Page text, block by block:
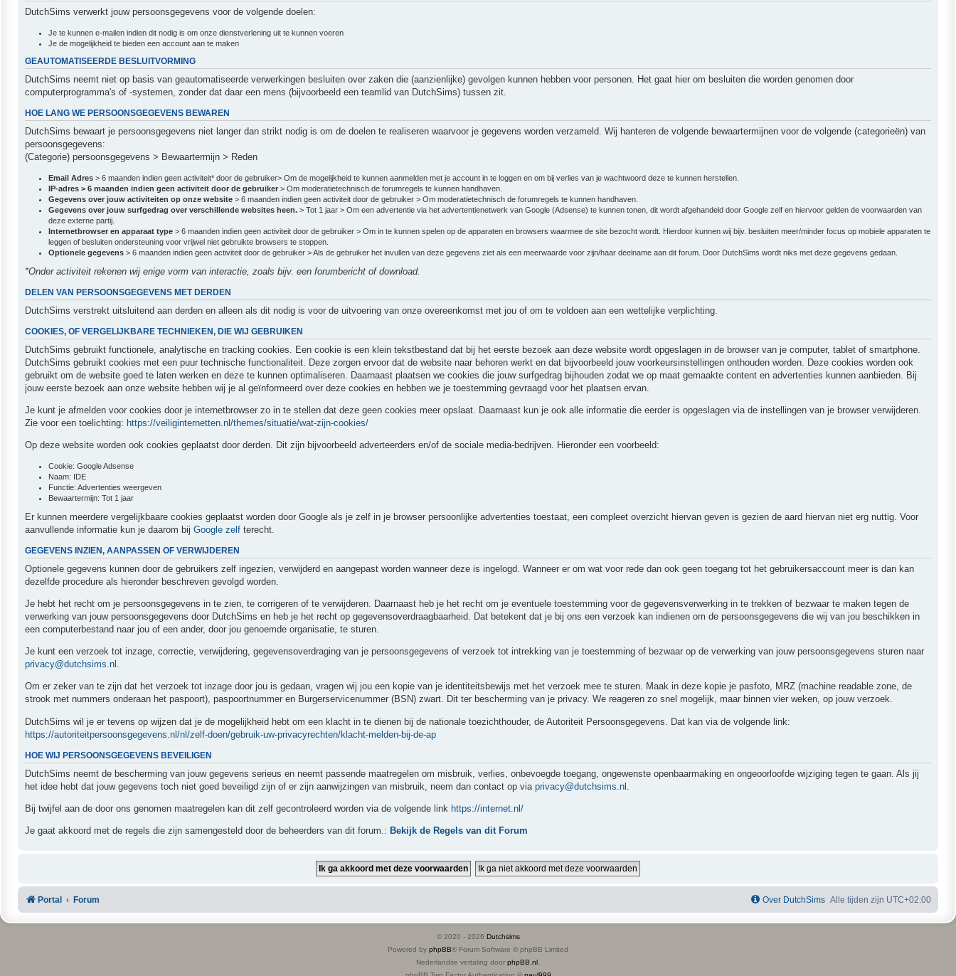
DutchSims verwerkt jouw persoonsgegevens voor de volgende doelen:
Je te kunnen e-mailen indien dit nodig is om onze dienstverlening uit te kunnen voeren
Je de mogelijkheid te bieden een account aan te maken
GEAUTOMATISEERDE BESLUITVORMING
DutchSims neemt niet op basis van geautomatiseerde verwerkingen besluiten over zaken die (aanzienlijke) gevolgen kunnen hebben voor personen. Het gaat hier om besluiten die worden genomen door
computerprogramma's of -systemen, zonder dat daar een mens (bijvoorbeeld een teamlid van DutchSims) tussen zit.
HOE LANG WE PERSOONSGEGEVENS BEWAREN
DutchSims bewaart je persoonsgegevens niet langer dan strikt nodig is om de doelen te realiseren waarvoor je gegevens worden verzameld. Wij hanteren de volgende bewaartermijnen voor de volgende (categorieën) van
persoonsgegevens:
(Categorie) persoonsgegevens > Bewaartermijn > Reden
Email Adres > 6 maanden indien geen activiteit* door de gebruiker> Om de mogelijkheid te kunnen aanmelden met je account in te loggen en om bij verlies van je wachtwoord deze te kunnen herstellen.
IP-adres > 6 maanden indien geen activiteit door de gebruiker > Om moderatietechnisch de forumregels te kunnen handhaven.
Gegevens over jouw activiteiten op onze website > 6 maanden indien geen activiteit door de gebruiker > Om moderatietechnisch de forumregels te kunnen handhaven.
Gegevens over jouw surfgedrag over verschillende websites heen. > Tot 1 jaar > Om een advertentie via het advertentienetwerk van Google (Adsense) te kunnen tonen, dit wordt afgehandeld door Google zelf en hiervoor gelden de voorwaarden van
deze externe partij.
Internetbrowser en apparaat type > 6 maanden indien geen activiteit door de gebruiker > Om in te kunnen spelen op de apparaten en browsers waarmee de site bezocht wordt. Hierdoor kunnen wij bijv. besluiten meer/minder focus op mobiele apparaten te
leggen of besluiten ondersteuning voor vrijwel niet gebruikte browsers te stoppen.
Optionele gegevens > 6 maanden indien geen activiteit door de gebruiker > Als de gebruiker het invullen van deze gegevens ziet als een meerwaarde voor zijn/haar deelname aan dit forum. Door DutchSims wordt niks met deze gegevens gedaan.
*Onder activiteit rekenen wij enige vorm van interactie, zoals bijv. een forumbericht of download.
DELEN VAN PERSOONSGEGEVENS MET DERDEN
DutchSims verstrekt uitsluitend aan derden en alleen als dit nodig is voor de uitvoering van onze overeenkomst met jou of om te voldoen aan een wettelijke verplichting.
COOKIES, OF VERGELIJKBARE TECHNIEKEN, DIE WIJ GEBRUIKEN
DutchSims gebruikt functionele, analytische en tracking cookies. Een cookie is een klein tekstbestand dat bij het eerste bezoek aan deze website wordt opgeslagen in de browser van je computer, tablet of smartphone.
DutchSims gebruikt cookies met een puur technische functionaliteit. Deze zorgen ervoor dat de website naar behoren werkt en dat bijvoorbeeld jouw voorkeursinstellingen onthouden worden. Deze cookies worden ook
gebruikt om de website goed te laten werken en deze te kunnen optimaliseren. Daarnaast plaatsen we cookies die jouw surfgedrag bijhouden zodat we op maat gemaakte content en advertenties kunnen aanbieden. Bij
jouw eerste bezoek aan onze website hebben wij je al geïnformeerd over deze cookies en hebben we je toestemming gevraagd voor het plaatsen ervan.
Je kunt je afmelden voor cookies door je internetbrowser zo in te stellen dat deze geen cookies meer opslaat. Daarnaast kun je ook alle informatie die eerder is opgeslagen via de instellingen van je browser verwijderen.
Zie voor een toelichting: https://veiliginternetten.nl/themes/situatie/wat-zijn-cookies/
Op deze website worden ook cookies geplaatst door derden. Dit zijn bijvoorbeeld adverteerders en/of de sociale media-bedrijven. Hieronder een voorbeeld:
Cookie: Google Adsense
Naam: IDE
Functie: Advertenties weergeven
Bewaartermijn: Tot 1 jaar
Er kunnen meerdere vergelijkbaare cookies geplaatst worden door Google als je zelf in je browser persoonlijke advertenties toestaat, een compleet overzicht hiervan geven is gezien de aard hiervan niet erg nuttig. Voor
aanvullende informatie kun je daarom bij Google zelf terecht.
GEGEVENS INZIEN, AANPASSEN OF VERWIJDEREN
Optionele gegevens kunnen door de gebruikers zelf ingezien, verwijderd en aangepast worden wanneer deze is ingelogd. Wanneer er om wat voor rede dan ook geen toegang tot het gebruikersaccount meer is dan kan
dezelfde procedure als hieronder beschreven gevolgd worden.
Je hebt het recht om je persoonsgegevens in te zien, te corrigeren of te verwijderen. Daarnaast heb je het recht om je eventuele toestemming voor de gegevensverwerking in te trekken of bezwaar te maken tegen de
verwerking van jouw persoonsgegevens door DutchSims en heb je het recht op gegevensoverdraagbaarheid. Dat betekent dat je bij ons een verzoek kan indienen om de persoonsgegevens die wij van jou beschikken in
een computerbestand naar jou of een ander, door jou genoemde organisatie, te sturen.
Je kunt een verzoek tot inzage, correctie, verwijdering, gegevensoverdraging van je persoonsgegevens of verzoek tot intrekking van je toestemming of bezwaar op de verwerking van jouw persoonsgegevens sturen naar
privacy@dutchsims.nl .
Om er zeker van te zijn dat het verzoek tot inzage door jou is gedaan, vragen wij jou een kopie van je identiteitsbewijs met het verzoek mee te sturen. Maak in deze kopie je pasfoto, MRZ (machine readable zone, de
strook met nummers onderaan het paspoort), paspoortnummer en Burgerservicenummer (BSN) zwart. Dit ter bescherming van je privacy. We reageren zo snel mogelijk, maar binnen vier weken, op jouw verzoek.
DutchSims wil je er tevens op wijzen dat je de mogelijkheid hebt om een klacht in te dienen bij de nationale toezichthouder, de Autoriteit Persoonsgegevens. Dat kan via de volgende link:
https://autoriteitpersoonsgegevens.nl/nl/zelf-doen/gebruik-uw-privacyrechten/klacht-melden-bij-de-ap
HOE WIJ PERSOONSGEGEVENS BEVEILIGEN
DutchSims neemt de bescherming van jouw gegevens serieus en neemt passende maatregelen om misbruik, verlies, onbevoegde toegang, ongewenste openbaarmaking en ongeoorloofde wijziging tegen te gaan. Als jij
het idee hebt dat jouw gegevens toch niet goed beveiligd zijn of er zijn aanwijzingen van misbruik, neem dan contact op via privacy@dutchsims.nl
Bij twijfel aan de door ons genomen maatregelen kan dit zelf gecontroleerd worden via de volgende link https://internet.nl/
Je gaat akkoord met de regels die zijn samengesteld door de beheerders van dit forum.: Bekijk de Regels van dit Forum
Portal Forum Alle tijden zijn UTC+02:00
Over DutchSims
© 2020 - 2026 Dutchsims
Powered by phpBB® Forum Software © phpBB Limited
Nederlandse vertaling door phpBB.nl